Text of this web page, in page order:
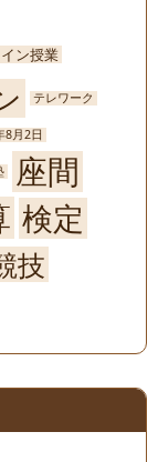
ン授業
テレワーク
8月2日
座間
検定
技